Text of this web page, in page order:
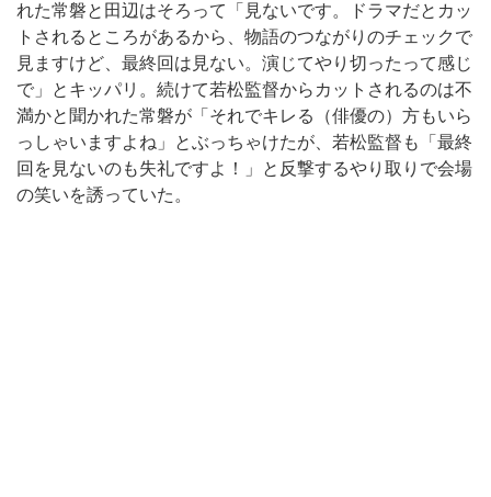
れた常磐と田辺はそろって「見ないです。ドラマだとカッ
トされるところがあるから、物語のつながりのチェックで
見ますけど、最終回は見ない。演じてやり切ったって感じ
で」とキッパリ。続けて若松監督からカットされるのは不
満かと聞かれた常磐が「それでキレる（俳優の）方もいら
っしゃいますよね」とぶっちゃけたが、若松監督も「最終
回を見ないのも失礼ですよ！」と反撃するやり取りで会場
の笑いを誘っていた。